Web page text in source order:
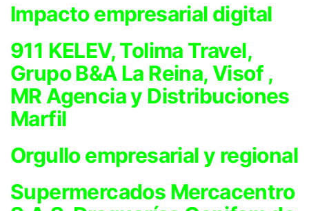
Impacto empresarial digital
911 KELEV, Tolima Travel,
Grupo B&A La Reina, Visof ,
MR Agencia y Distribuciones
Marfil
Orgullo empresarial y regional
Supermercados Mercacentro